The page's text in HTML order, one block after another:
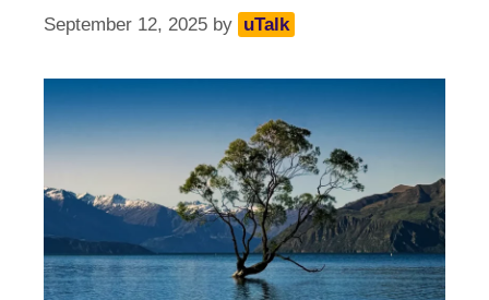
September 12, 2025 by uTalk